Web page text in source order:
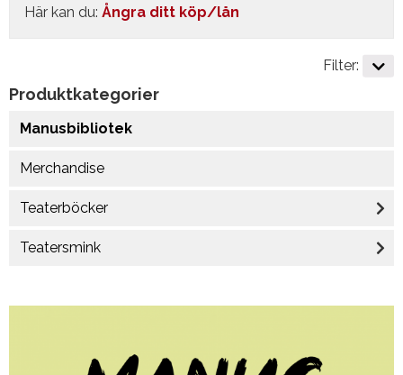
Här kan du: Ångra ditt köp/lån
Produktkategorier
Manusbibliotek
Merchandise
Teaterböcker
Teatersmink
Filter: